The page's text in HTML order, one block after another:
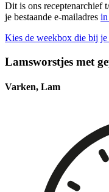
Dit is ons receptenarchief
je bestaande e-mailadres in
Kies de weekbox die bij je
Lamsworstjes met
Varken, Lam